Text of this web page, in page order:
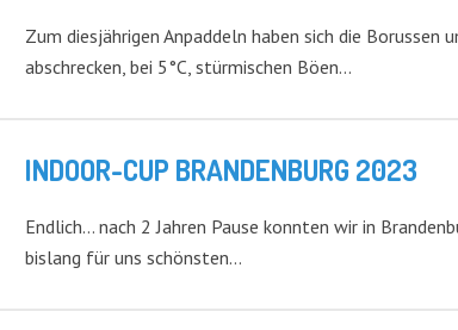
Zum diesjährigen Anpaddeln haben sich die Borussen
abschrecken, bei 5°C, stürmischen Böen…
INDOOR-CUP BRANDENBURG 2023
Endlich… nach 2 Jahren Pause konnten wir in
bislang für uns schönsten…